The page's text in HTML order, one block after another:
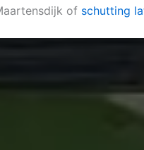
of schutting